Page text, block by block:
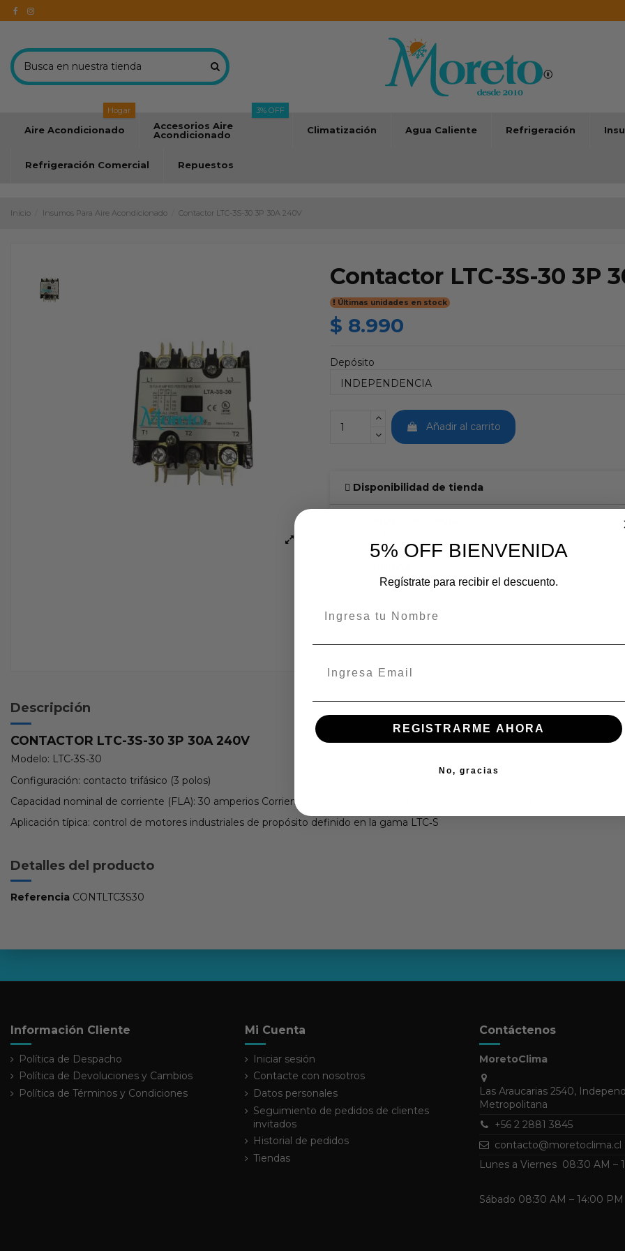
Aire Acondicionado
Hogar
Accesorios Aire
Acondicionado
3% OFF
Climatización Agua Caliente Refrigeración
Refrigeración Comercial Repuestos
Inicio Insumos Para Aire Acondicionado Contactor LTC-3S-30 3P 30A 240V
Contactor LTC-3S-30 3P
Últimas unidades en stock
$ 8.990
Depósito
Añadir al carrito
Disponibilidad de tienda
En stock:
En stock:
Descripción
CONTACTOR LTC-3S-30 3P 30A 240V
Modelo: LTC‑3S‑30
Configuración: contacto trifásico (3 polos)
Capacidad nominal de corriente (FLA): 30 amperios Corriente de arranque (Locked Rotor Amps, LRA): ~40 A Voltaje de bobina:
Aplicación típica: control de motores industriales de propósito definido en la gama LTC‑S
Detalles del producto
Referencia CONTLTC3S30
Información Cliente
Política de Despacho
Política de Devoluciones y Cambios
Política de Términos y Condiciones
Mi Cuenta
Iniciar sesión
Contacte con nosotros
Datos personales
Seguimiento de pedidos de clientes
invitados
Historial de pedidos
Tiendas
Contáctenos
MoretoClima
Las Araucarias 2540,
Metropolitana
+56 2 2881 3845
contacto@moretoclima.cl
Lunes a Viernes 08:30 AM –
Sábado 08:30 AM – 14:00 PM
5% OFF BIENVENIDA
Regístrate para recibir el descuento.
REGISTRARME AHORA
No, gracias